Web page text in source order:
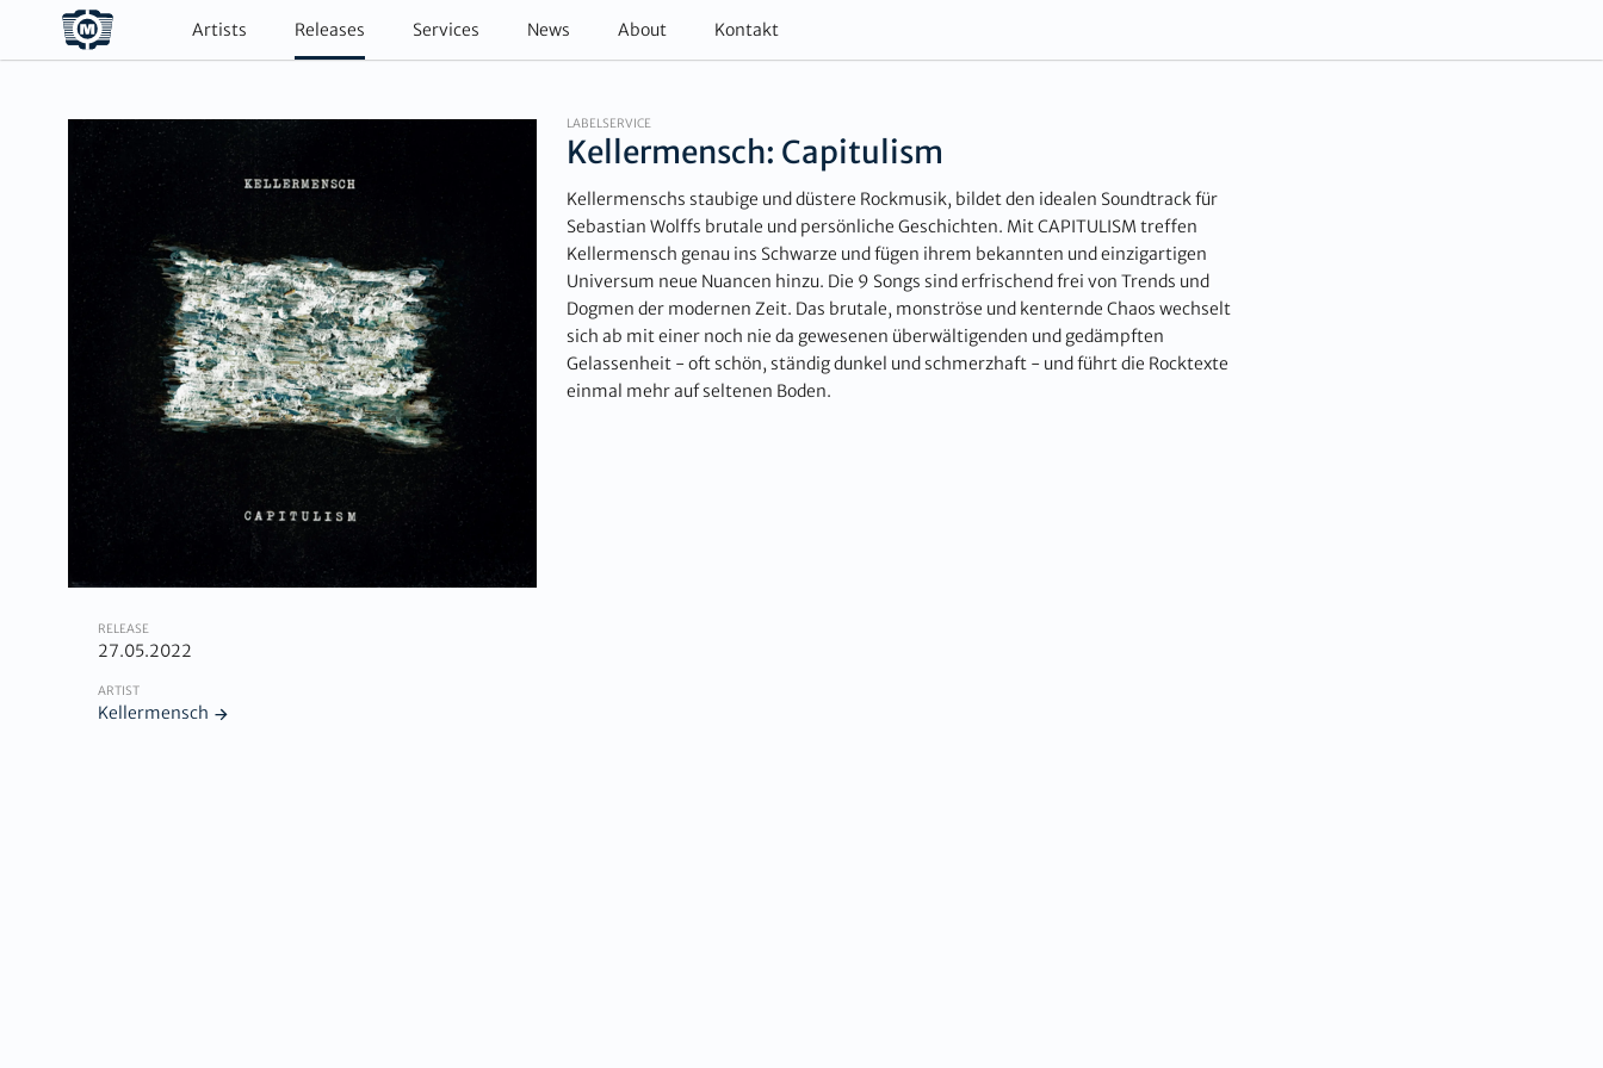
Artists Releases Services News About Kontakt
RELEASE
27.05.2022
ARTIST
Kellermensch
LABELSERVICE
Kellermensch: Capitulism
Kellermenschs staubige und düstere Rockmusik, bildet den idealen Soundtrack für
Sebastian Wolffs brutale und persönliche Geschichten. Mit CAPITULISM treffen
Kellermensch genau ins Schwarze und fügen ihrem bekannten und einzigartigen
Universum neue Nuancen hinzu. Die 9 Songs sind erfrischend frei von Trends und
Dogmen der modernen Zeit. Das brutale, monströse und kenternde Chaos wechselt
sich ab mit einer noch nie da gewesenen überwältigenden und gedämpften
Gelassenheit - oft schön, ständig dunkel und schmerzhaft - und führt die Rocktexte
einmal mehr auf seltenen Boden.